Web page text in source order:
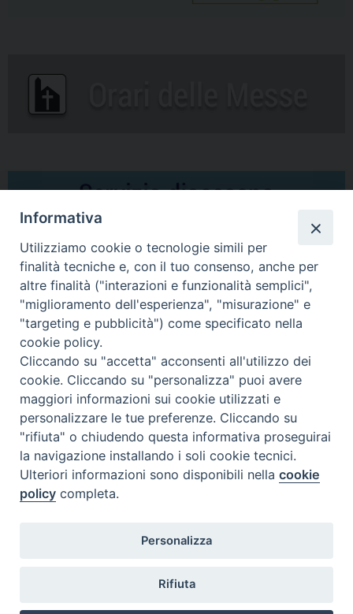
Comunicati Stampa
Il cordoglio dei Vescovi di Puglia per la morte di S.E.R. Mons. Agostino
Superbo
Nasce la Consulta Diocesana delle Aggregazioni Laicali di Castellaneta
Archivio comunicati stampa
2026 © Diocesi di Castellaneta
Informativa
Utilizziamo cookie o tecnologie simili per
finalità tecniche e, con il tuo consenso, anche per
altre finalità ("interazioni e funzionalità semplici",
"miglioramento dell'esperienza", "misurazione" e
"targeting e pubblicità") come specificato nella
cookie policy.
Cliccando su "accetta" acconsenti all'utilizzo dei
cookie. Cliccando su "personalizza" puoi avere
maggiori informazioni sui cookie utilizzati e
personalizzare le tue preferenze. Cliccando su
"rifiuta" o chiudendo questa informativa proseguirai
la navigazione installando i soli cookie tecnici.
Ulteriori informazioni sono disponibili nellacookie
policy completa.
Personalizza
Rifiuta